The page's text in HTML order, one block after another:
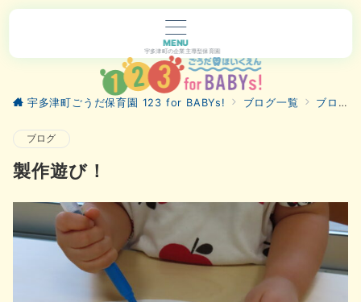
MENU
宇多津町の企業主導型保育園
宇多津町ごうだ保育園 123 for BABYs! ブログ一覧 ブログ
ブログ
製作遊び！